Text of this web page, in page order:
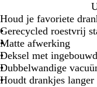
w
a
r
t
a
r
i
n
e
b
i
t
r
o
e
n
r
o
e
n
b
l
Houd je favoriete
Gerecycled roestvrij
Matte afwerking
Deksel met
Dubbelwandige
Houdt drankjes